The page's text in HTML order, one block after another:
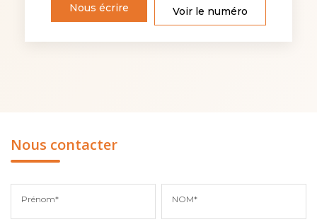
Nous écrire Voir le numéro
Nous contacter
Prénom* NOM*